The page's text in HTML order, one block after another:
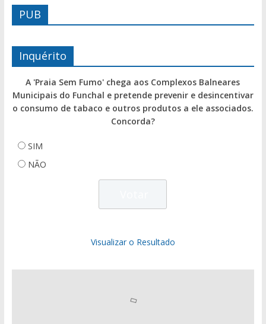
PUB
Inquérito
A 'Praia Sem Fumo' chega aos Complexos Balneares
Municipais do Funchal e pretende prevenir e desincentivar
o consumo de tabaco e outros produtos a ele associados.
Concorda?
SIM
NÃO
Visualizar o Resultado